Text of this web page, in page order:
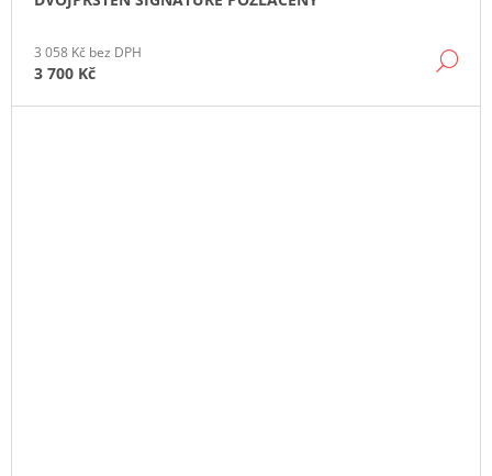
3 058 Kč bez DPH
3 700 Kč